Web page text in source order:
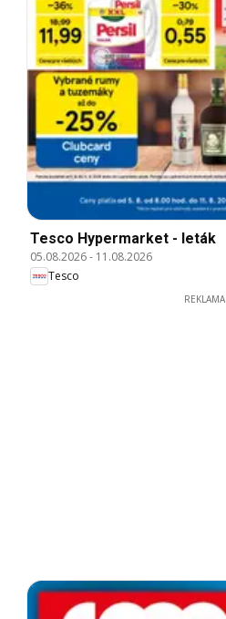
Tesco Hypermarket - leták
05.08.2026- 11.08.2026
Tesco
REKLAMA